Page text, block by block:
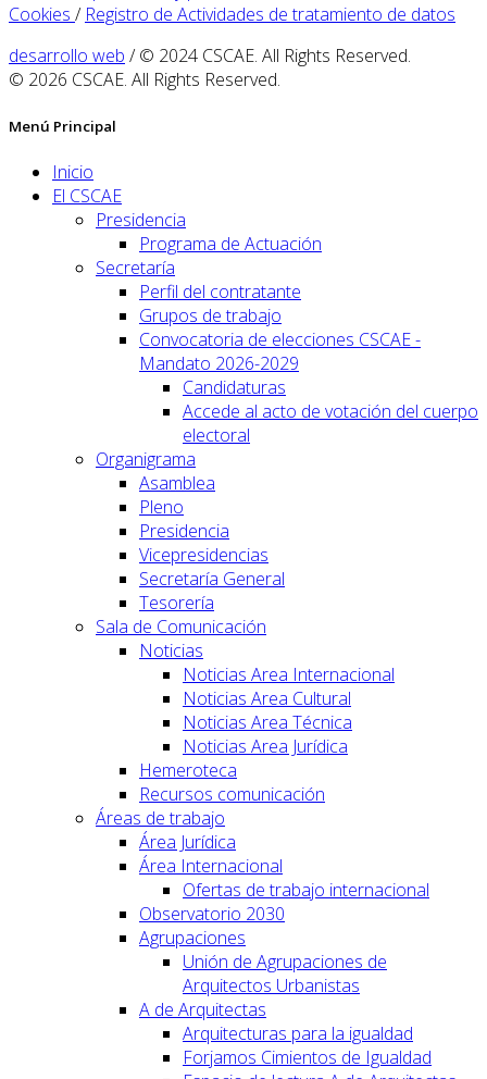
Cookies / Registro de Actividades de tratamiento de datos
desarrollo web / © 2024 CSCAE. All Rights Reserved.
© 2026 CSCAE. All Rights Reserved.
Menú Principal
Inicio
El CSCAE
Presidencia
Programa de Actuación
Secretaría
Perfil del contratante
Grupos de trabajo
Convocatoria de elecciones CSCAE -
Mandato 2026-2029
Candidaturas
Accede al acto de votación del cuerpo
electoral
Organigrama
Asamblea
Pleno
Presidencia
Vicepresidencias
Secretaría General
Tesorería
Sala de Comunicación
Noticias
Noticias Area Internacional
Noticias Area Cultural
Noticias Area Técnica
Noticias Area Jurídica
Hemeroteca
Recursos comunicación
Áreas de trabajo
Área Jurídica
Área Internacional
Ofertas de trabajo internacional
Observatorio 2030
Agrupaciones
Unión de Agrupaciones de
Arquitectos Urbanistas
A de Arquitectas
Arquitecturas para la igualdad
Forjamos Cimientos de Igualdad